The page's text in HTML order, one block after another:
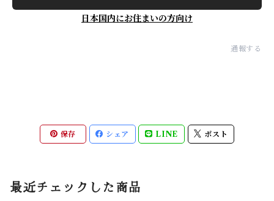
日本国内にお住まいの方向け
通報する
保存 シェア LINE ポスト
最近チェックした商品